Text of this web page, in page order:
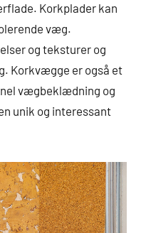
Korkplader kan
væg.
og teksturer og
Korkvægge er også et
vægbeklædning og
unik og interessant